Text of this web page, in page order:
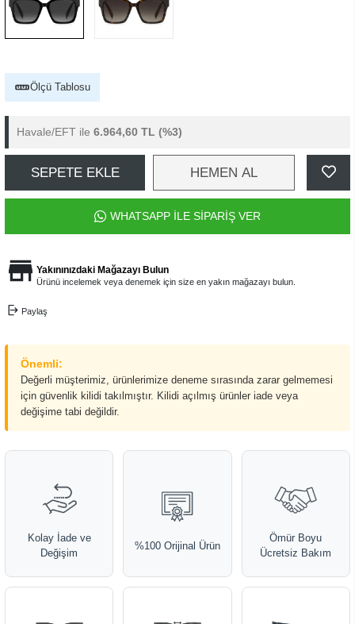
Ölçü Tablosu
Havale/EFT ile 6.964,60 TL (%3)
SEPETE EKLE HEMEN AL
WHATSAPP İLE SİPARİŞ VER
Yakınınızdaki Mağazayı Bulun
Ürünü incelemek veya denemek için size en yakın mağazayı bulun.
Paylaş
Önemli:
Değerli müşterimiz, ürünlerimize deneme sırasında zarar gelmemesi
için güvenlik kilidi takılmıştır. Kilidi açılmış ürünler iade veya
değişime tabi değildir.
Kolay İade ve
Değişim
%100 Orijinal Ürün
Ömür Boyu
Ücretsiz Bakım